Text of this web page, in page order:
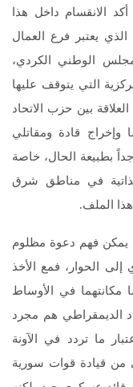
الانقسام داخل هذا
يعتبر فرع العمال
الوطني الكردي،
التي يتوقف عليها
بين حزب الاتحاد
وإخراج قادة ومقاتلي
بطبيعة الحال، خاصة
الذاتية في مناطق شرق
الملف.
يمكن فهم دعوة مظلوم
إلى الحوار، فمع الأخذ
مكانتهما في الأوساط
الديمقراطي هم مجرد
ما تردد في الآونة
من قيادة قوات سورية